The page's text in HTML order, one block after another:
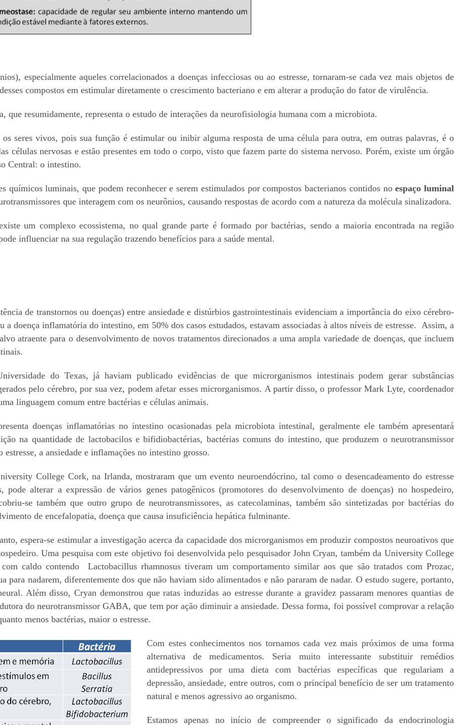
especialmente aqueles correlacionados a doenças infecciosas ou ao estresse, tornaram-se cada vez mais objetos de
compostos em estimular diretamente o crescimento bacteriano e em alterar a produção do fator de virulência.
resumidamente, representa o estudo de interações da neurofisiologia humana com a microbiota.
os seres vivos, pois sua função é estimular ou inibir alguma resposta de uma célula para outra, em outras palavras, é o
células nervosas e estão presentes em todo o corpo, visto que fazem parte do sistema nervoso. Porém, existe um órgão
Central: o intestino.
químicos luminais, que podem reconhecer e serem estimulados por compostos bacterianos contidos noespaço luminal
que interagem com os neurônios, causando respostas de acordo com a natureza da molécula sinalizadora.
um complexo ecossistema, no qual grande parte é formado por bactérias, sendo a maioria encontrada na região
influenciar na sua regulação trazendo benefícios para a saúde mental.
de transtornos ou doenças) entre ansiedade e distúrbios gastrointestinais evidenciam a importância do eixo cérebro-
doença inflamatória do intestino, em 50% dos casos estudados, estavam associadas à altos níveis de estresse. Assim, a
atraente para o desenvolvimento de novos tratamentos direcionados a uma ampla variedade de doenças, que incluem
do Texas, já haviam publicado evidências de que microrganismos intestinais podem gerar substâncias
pelo cérebro, por sua vez, podem afetar esses microrganismos. A partir disso, o professor Mark Lyte, coordenador
linguagem comum entre bactérias e células animais.
doenças inflamatórias no intestino ocasionadas pela microbiota intestinal, geralmente ele também apresentará
na quantidade de lactobacilos e bifidiobactérias, bactérias comuns do intestino, que produzem o neurotransmissor
a ansiedade e inflamações no intestino grosso.
College Cork, na Irlanda, mostraram que um evento neuroendócrino, tal como o desencadeamento do estresse
alterar a expressão de vários genes patogênicos (promotores do desenvolvimento de doenças) no hospedeiro,
se também que outro grupo de neurotransmissores, as catecolaminas, também são sintetizadas por bactérias do
de encefalopatia, doença que causa insuficiência hepática fulminante.
espera-se estimular a investigação acerca da capacidade dos microrganismos em produzir compostos neuroativos que
Uma pesquisa com este objetivo foi desenvolvida pelo pesquisador John Cryan, também da University College
caldo contendo Lactobacillus rhamnosus tiveram um comportamento similar aos que são tratados com Prozac,
para nadarem, diferentemente dos que não haviam sido alimentados e não pararam de nadar. O estudo sugere, portanto,
Além disso, Cryan demonstrou que ratas induzidas ao estresse durante a gravidez passaram menores quantias de
do neurotransmissor GABA, que tem por ação diminuir a ansiedade. Dessa forma, foi possível comprovar a relação
menos bactérias, maior o estresse.
Com estes conhecimentos nos tornamos cada vez mais próximos de uma forma
alternativa de medicamentos. Seria muito interessante substituir remédios
antidepressivos por uma dieta com bactérias específicas que regulariam a
depressão, ansiedade, entre outros, com o principal benefício de ser um tratamento
natural e menos agressivo ao organismo.
Estamos apenas no início de compreender o significado da endocrinologia